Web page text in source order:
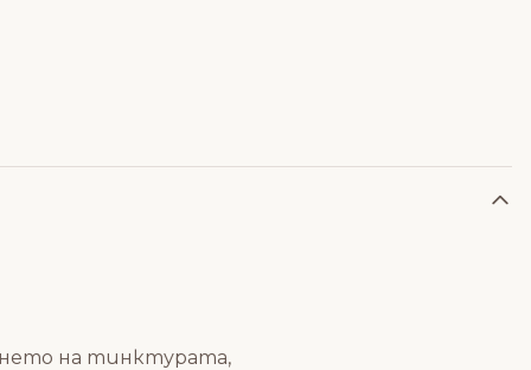
на тинктурата,